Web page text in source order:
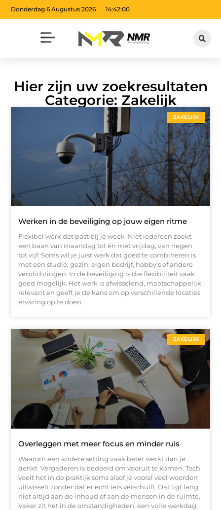
Donderdag 6 Augustus 2026 14:42:01
Hier zijn uw zoekresultaten
Categorie: Zakelijk
ZAKELIJK
Werken in de beveiliging op jouw eigen ritme
Flexibel werk dat past bij je week Niet iedereen zoekt
een baan van maandag tot en met vrijdag, van negen
tot vijf. Soms wil je juist werk dat goed te combineren is
met een studie, gezin, eigen bedrijf, hobby’s of andere
verplichtingen. In de beveiliging is die flexibiliteit vaak
goed mogelijk. Het werk is afwisselend, maatschappelijk
relevant en geeft je de kans om op verschillende locaties
ervaring op te doen.
ZAKELIJK
Overleggen met meer focus en minder ruis
Waarom een andere setting vaak beter werkt dan je
denkt Vergaderen is bedoeld om vooruit te komen. Toch
voelt het in de praktijk soms alsof je vooral veel woorden
uitwisselt zonder dat er echt iets verschuift. Dat ligt lang
niet altijd aan de inhoud of aan de mensen in de ruimte.
Vaker zit het in de omstandigheden: een volle werkdag,